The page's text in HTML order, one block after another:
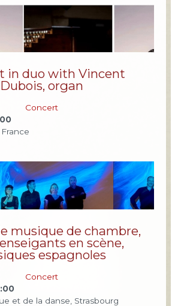
in duo with Vincent
Dubois, organ
Concert
musique de chambre,
en scène,
espagnoles
Concert
et de la danse, Strasbourg